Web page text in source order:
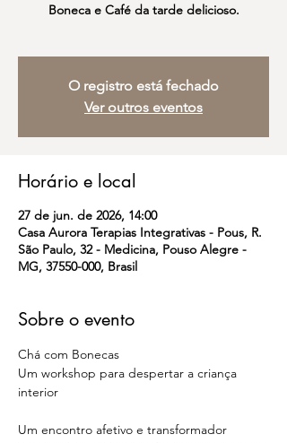
Boneca e Café da tarde delicioso.
O registro está fechado
Ver outros eventos
Horário e local
27 de jun. de 2026, 14:00
Casa Aurora Terapias Integrativas - Pous, R.
São Paulo, 32 - Medicina, Pouso Alegre -
MG, 37550-000, Brasil
Sobre o evento
Chá com Bonecas
Um workshop para despertar a criança
interior
Um encontro afetivo e transformador